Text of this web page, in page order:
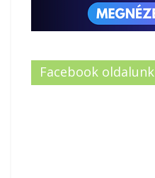
Facebook oldalunk